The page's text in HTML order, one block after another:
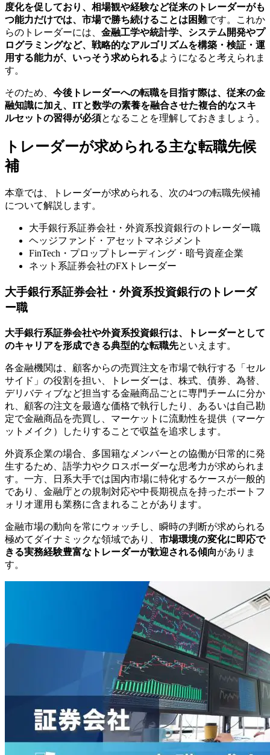
度化を促しており、相場観や経験など従来のトレーダーがも
つ能力だけでは、市場で勝ち続けることは困難です。これか
らのトレーダーには、 金融工学や統計学、システム開発やプ
ログラミングなど、戦略的なアルゴリズムを構築・検証・運
用する能力が、いっそう求められるようになると考えられま
す。
そのため、 今後トレーダーへの転職を目指す際は、従来の金
融知識に加え、ITと数学の素養を融合させた複合的なスキ
ルセットの習得が必須となることを理解しておきましょう。
トレーダーが求められる主な転職先候
補
本章では、トレーダーが求められる、次の4つの転職先候補
について解説します。
大手銀行系証券会社・外資系投資銀行のトレーダー職
ヘッジファンド・アセットマネジメント
FinTech・プロップトレーディング・暗号資産企業
ネット系証券会社のFXトレーダー
大手銀行系証券会社・外資系投資銀行のトレーダ
ー職
大手銀行系証券会社や外資系投資銀行は、トレーダーとして
のキャリアを形成できる典型的な転職先といえます。
各金融機関は、顧客からの売買注文を市場で執行する「セル
サイド」の役割を担い、トレーダーは、株式、債券、為替、
デリバティブなど担当する金融商品ごとに専門チームに分か
れ、顧客の注文を最適な価格で執行したり、あるいは自己勘
定で金融商品を売買し、マーケットに流動性を提供（マーケ
ットメイク）したりすることで収益を追求します。
外資系企業の場合、多国籍なメンバーとの協働が日常的に発
生するため、語学力やクロスボーダーな思考力が求められま
す。一方、日系大手では国内市場に特化するケースが一般的
であり、金融庁との規制対応や中長期視点を持ったポートフ
ォリオ運用も業務に含まれることがあります。
金融市場の動向を常にウォッチし、瞬時の判断が求められる
極めてダイナミックな領域であり、 市場環境の変化に即応で
きる実務経験豊富なトレーダーが歓迎される傾向がありま
す。